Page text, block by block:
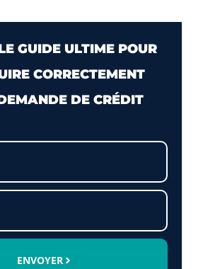
GUIDE ULTIME POUR
CORRECTEMENT
DE CRÉDIT
ENVOYER